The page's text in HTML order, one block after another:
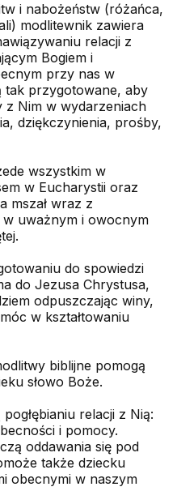
i nabożeństw (różańca,
modlitewnik zawiera
relacji z
Bogiem i
przy nas w
tak przygotowane, aby
z Nim w wydarzeniach
dziękczynienia, prośby,
wszystkim w
w Eucharystii oraz
mszał wraz z
uważnym i owocnym
do spowiedzi
do Jezusa Chrystusa,
odpuszczając winy,
w kształtowaniu
biblijne pomogą
słowo Boże.
relacji z Nią:
i pomocy.
oddawania się pod
także dziecku
obecnymi w naszym